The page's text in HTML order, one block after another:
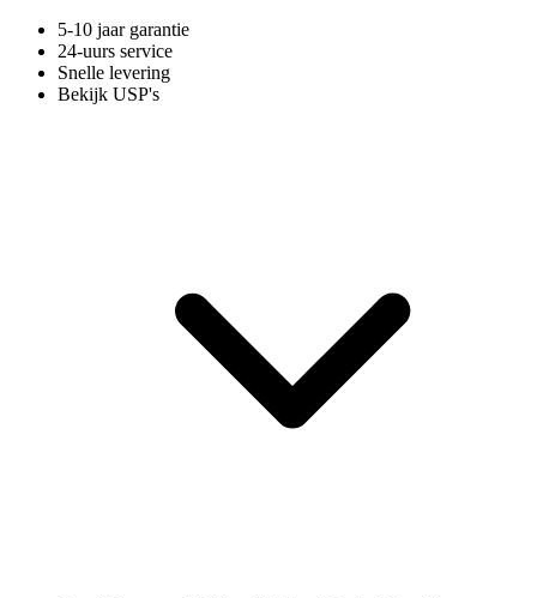
5-10 jaar garantie
24-uurs service
Snelle levering
Bekijk USP's